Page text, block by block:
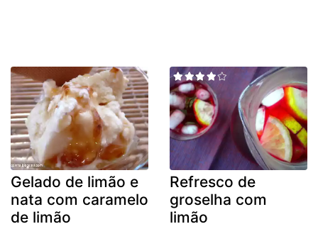
Gelado de limão e
nata com caramelo
de limão
Refresco de
groselha com
limão